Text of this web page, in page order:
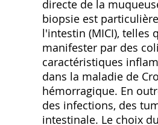
directe de la
biopsie est
l'intestin (MICI)‚
manifester par des
caractéristiques
dans la maladie de
hémorragique. En
des infections‚ des
intestinale. Le choix